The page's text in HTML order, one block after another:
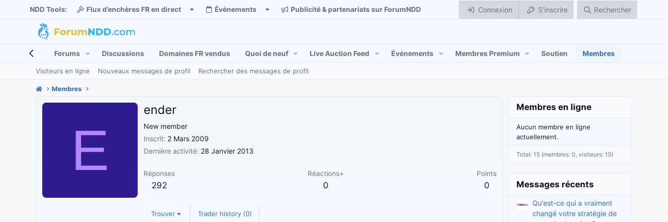
NDD Tools: Flux d’enchères FR en direct Événements Publicité & partenariats sur ForumNDD Connexion S'inscrire Rechercher
Forums Discussions Domaines FR vendus Quoi de neuf Live Auction Feed Événements Membres Premium Soutien Membres
Visiteurs en ligne Nouveaux messages de profil Rechercher des messages de profil
Membres
E
ender
New member
Inscrit 2 Mars 2009
Dernière activité 28 Janvier 2013
Réponses
292
Réactions+
0
Points
0
Trouver Trader history (0)
Membres en ligne
Aucun membre en ligne
actuellement.
Total: 15 (membres: 0, visiteurs: 15)
Messages récents
Qu'est-ce qui a vraiment
changé votre stratégie de